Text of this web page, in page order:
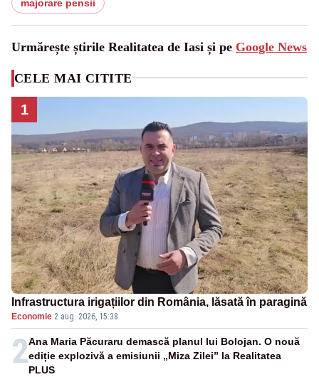
majorare pensii
Urmărește știrile Realitatea de Iasi și pe Google News
CELE MAI CITITE
1
Infrastructura irigațiilor din România, lăsată în paragină
Economie·2 aug. 2026, 15:38
2Ana Maria Păcuraru demască planul lui Bolojan. O nouă
ediție explozivă a emisiunii „Miza Zilei” la Realitatea
PLUS